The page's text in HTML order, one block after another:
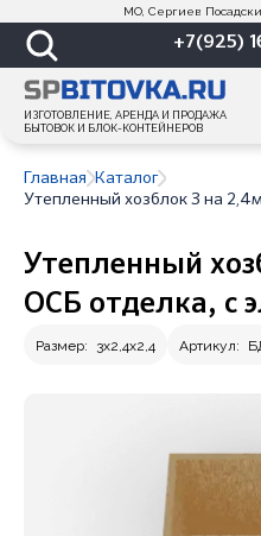
МО, Сергиев
ИЗГОТОВЛЕНИЕ, АРЕНДА И ПРОДАЖА
БЫТОВОК И БЛОК-КОНТЕЙНЕРОВ
+7(925)
Главная
Каталог
Утепленный хозблок 3 на
Утепленный
ОСБ отделка, с
Размер: 3х2,4х2,4 Артикул: